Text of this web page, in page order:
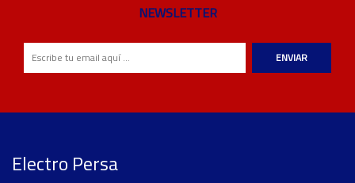
NEWSLETTER
ENVIAR
Electro Persa